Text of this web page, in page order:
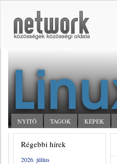
NYITÓ TAGOK KÉPEK
Régebbi hírek
2026. július